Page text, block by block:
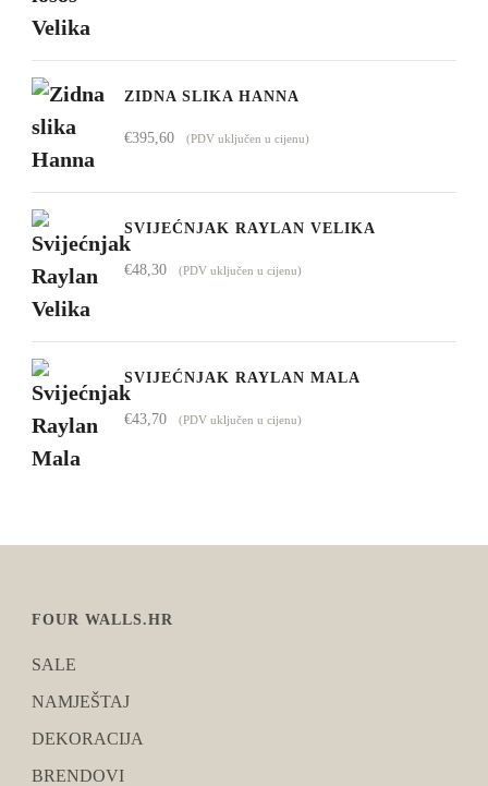
ZIDNA SLIKA HANNA
€395,60 (PDV uključen u cijenu)
SVIJEĆNJAK RAYLAN VELIKA
€48,30 (PDV uključen u cijenu)
SVIJEĆNJAK RAYLAN MALA
€43,70 (PDV uključen u cijenu)
FOUR WALLS.HR
SALE
NAMJEŠTAJ
DEKORACIJA
BRENDOVI